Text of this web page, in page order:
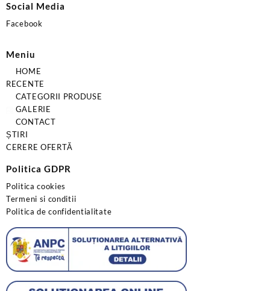
Social Media
Facebook
Meniu
HOME
RECENTE
CATEGORII PRODUSE
GALERIE
CONTACT
ȘTIRI
CERERE OFERTĂ
Politica GDPR
Politica cookies
Termeni si conditii
Politica de confidentialitate